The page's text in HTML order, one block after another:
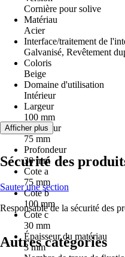
Cornière pour solive
Matériau
Acier
Interface/traitement de
Galvanisé, Revêtement
Coloris
Beige
Domaine d'utilisation
Intérieur
Largeur
100 mm
Longueur
75 mm
Profondeur
30 mm
Cote a
75 mm
Cote b
100 mm
Cote c
30 mm
Épaisseur du matériau
3 mm
Afficher plus
Sécurité des
Sauter une section
Responsable de la sécurité des
Autres catégories